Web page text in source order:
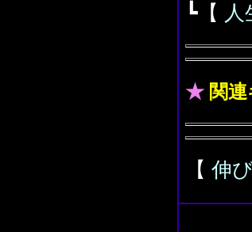
┗【 人
★ 関
【 伸